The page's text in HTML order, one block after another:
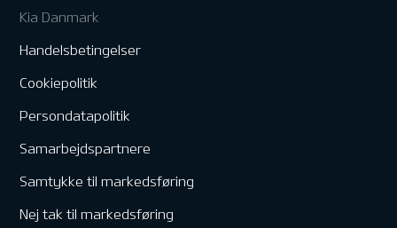
Kia Danmark
Handelsbetingelser
Cookiepolitik
Persondatapolitik
Samarbejdspartnere
Samtykke til markedsføring
Nej tak til markedsføring